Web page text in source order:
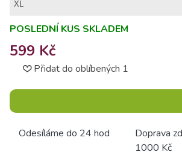
POSLEDNÍ KUS SKLADEM
599 Kč
Přidat do oblíbených 1
Odesíláme do 24 hod
Doprava
1000 Kč